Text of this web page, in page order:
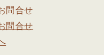
問合せ
問合せ